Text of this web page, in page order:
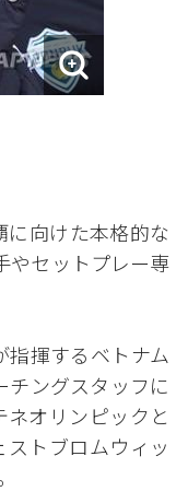
に向けた本格的な
やセットプレー専
指揮するベトナム
チングスタッフに
オリンピックと
トブロムウィッ